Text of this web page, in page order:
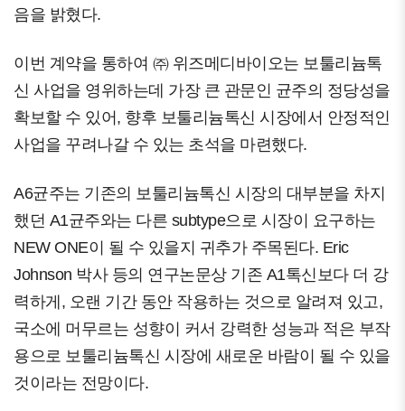
음을 밝혔다.
이번 계약을 통하여 ㈜ 위즈메디바이오는 보툴리늄톡
신 사업을 영위하는데 가장 큰 관문인 균주의 정당성을
확보할 수 있어, 향후 보툴리늄톡신 시장에서 안정적인
사업을 꾸려나갈 수 있는 초석을 마련했다.
A6균주는 기존의 보툴리늄톡신 시장의 대부분을 차지
했던 A1균주와는 다른 subtype으로 시장이 요구하는
NEW ONE이 될 수 있을지 귀추가 주목된다. Eric
Johnson 박사 등의 연구논문상 기존 A1톡신보다 더 강
력하게, 오랜 기간 동안 작용하는 것으로 알려져 있고,
국소에 머무르는 성향이 커서 강력한 성능과 적은 부작
용으로 보툴리늄톡신 시장에 새로운 바람이 될 수 있을
것이라는 전망이다.